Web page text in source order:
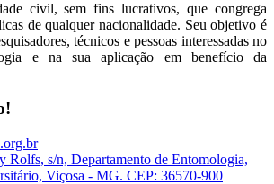
civil, sem fins lucrativos, que congrega
de qualquer nacionalidade. Seu objetivo é
técnicos e pessoas interessadas no
e na sua aplicação em benefício da
Rolfs, s/n, Departamento de Entomologia,
Viçosa - MG. CEP: 36570-900